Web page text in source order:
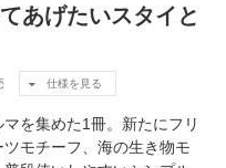
あげたいスタイと
仕様を見る
を集めた1冊。新たにフリ
モチーフ、海の生き物モ